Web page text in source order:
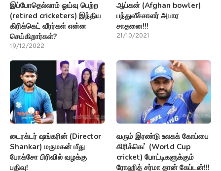
இப்போதெல்லாம் ஓய்வு பெற்ற
(retired cricketers) இந்திய
கிரிக்கெட் வீரர்கள் என்ன
செய்கிறார்கள்?
19/12/2022
ஆப்கன் (Afghan bowler)
பந்துவீச்சாளர் அபார
சாதனை!!!
21/10/2021
டைரக்டர் ஷங்கரின் (Director
Shankar) மருமகன் மீது
போக்சோ பிரிவில் வழக்கு
பதிவு!
வரும் இரண்டு உலகக் கோப்பை
கிரிக்கெட் (World Cup
cricket) போட்டிகளுக்கும்
ரோஹித் சர்மா தான் கேப்டன்!!!